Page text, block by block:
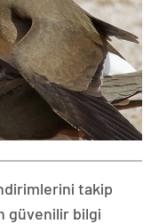
takip
güvenilir bilgi